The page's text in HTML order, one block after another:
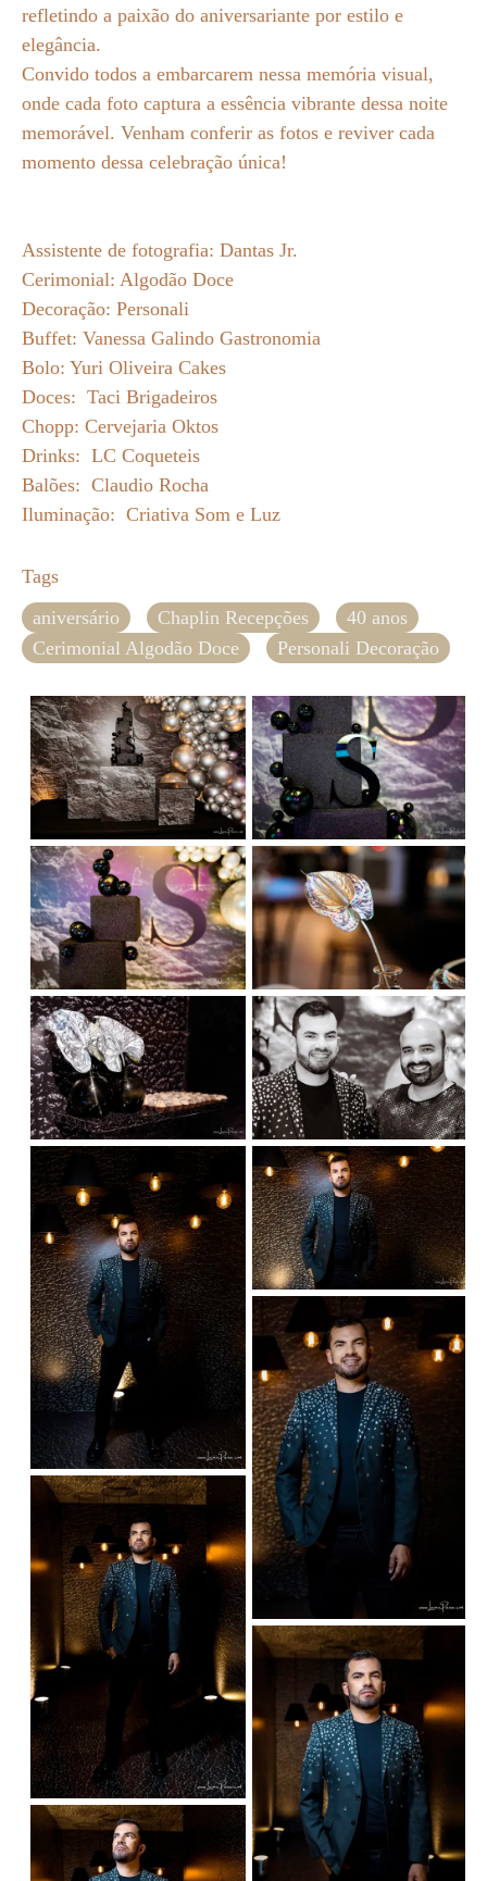
refletindo a paixão do aniversariante por estilo e
elegância.
Convido todos a embarcarem nessa memória visual,
onde cada foto captura a essência vibrante dessa noite
memorável. Venham conferir as fotos e reviver cada
momento dessa celebração única!
Assistente de fotografia: Dantas Jr.
Cerimonial: Algodão Doce
Decoração: Personali
Buffet: Vanessa Galindo Gastronomia
Bolo: Yuri Oliveira Cakes
Doces: Taci Brigadeiros
Chopp: Cervejaria Oktos
Drinks: LC Coqueteis
Balões: Claudio Rocha
Iluminação: Criativa Som e Luz
Tags
aniversário
Chaplin Recepções
40 anos
Cerimonial Algodão Doce
Personali Decoração